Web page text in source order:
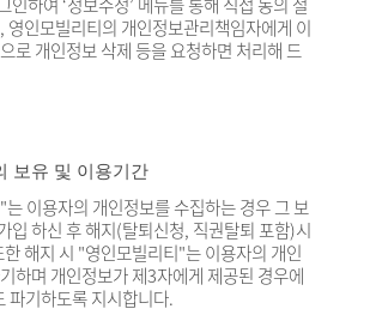
영인모빌리티의 개인정보관리책임자에게 이
로 개인정보 삭제 등을 요청하면 처리해 드
보유 및 이용기간
이용자의 개인정보를 수집하는 경우 그 보
입 하신 후 해지(탈퇴신청, 직권탈퇴 포함)시
해지 시 "영인모빌리티"는 이용자의 개인
하며 개인정보가 제3자에게 제공된 경우에
파기하도록 지시합니다.